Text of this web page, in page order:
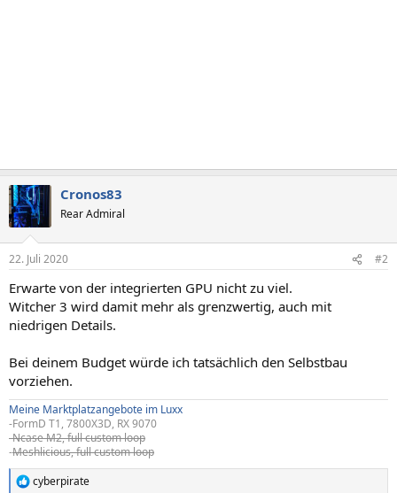
Cronos83
Rear Admiral
22. Juli 2020 #2
Erwarte von der integrierten GPU nicht zu viel.
Witcher 3 wird damit mehr als grenzwertig, auch mit
niedrigen Details.
Bei deinem Budget würde ich tatsächlich den Selbstbau
vorziehen.
Meine Marktplatzangebote im Luxx
-FormD T1, 7800X3D, RX 9070
-Ncase M2, full custom loop
-Meshlicious, full custom loop
R cyberpirate